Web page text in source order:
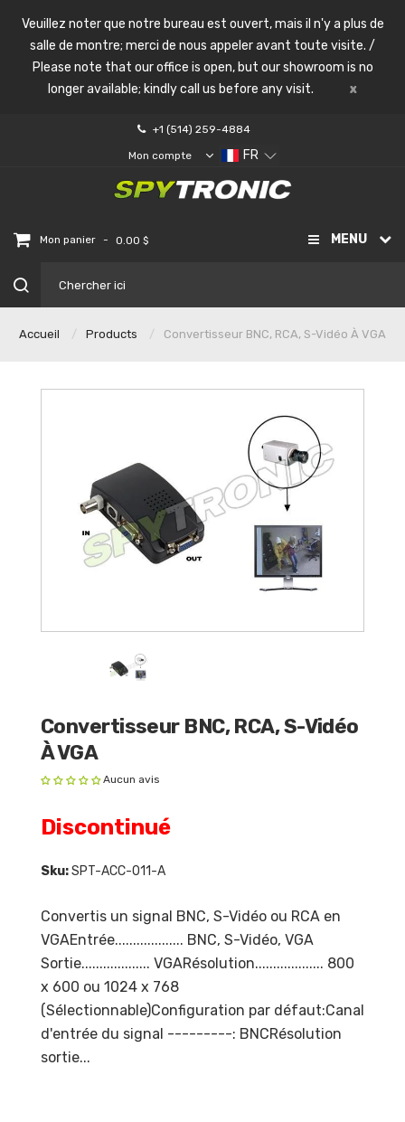
Veuillez noter que notre bureau est ouvert, mais il n'y a plus de
salle de montre; merci de nous appeler avant toute visite. /
Please note that our office is open, but our showroom is no
longer available; kindly call us before any visit.
x
+1 (514) 259-4884
Mon compte FR
MENU
Mon panier - 0.00 $
Accueil Products Convertisseur BNC, RCA, S-Vidéo À VGA
Convertisseur BNC, RCA, S-Vidéo
À VGA
Aucun avis
Discontinué
Sku:SPT-ACC-011-A
Convertis un signal BNC, S-Vidéo ou RCA en
VGAEntrée................... BNC, S-Vidéo, VGA
Sortie................... VGARésolution................... 800
x 600 ou 1024 x 768
(Sélectionnable)Configuration par défaut:Canal
d'entrée du signal ---------: BNCRésolution
sortie...